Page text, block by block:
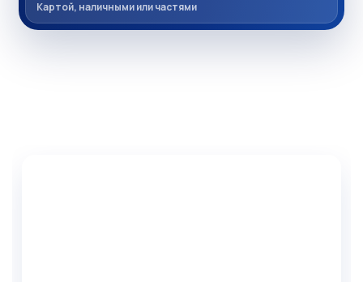
Картой, наличными или частями